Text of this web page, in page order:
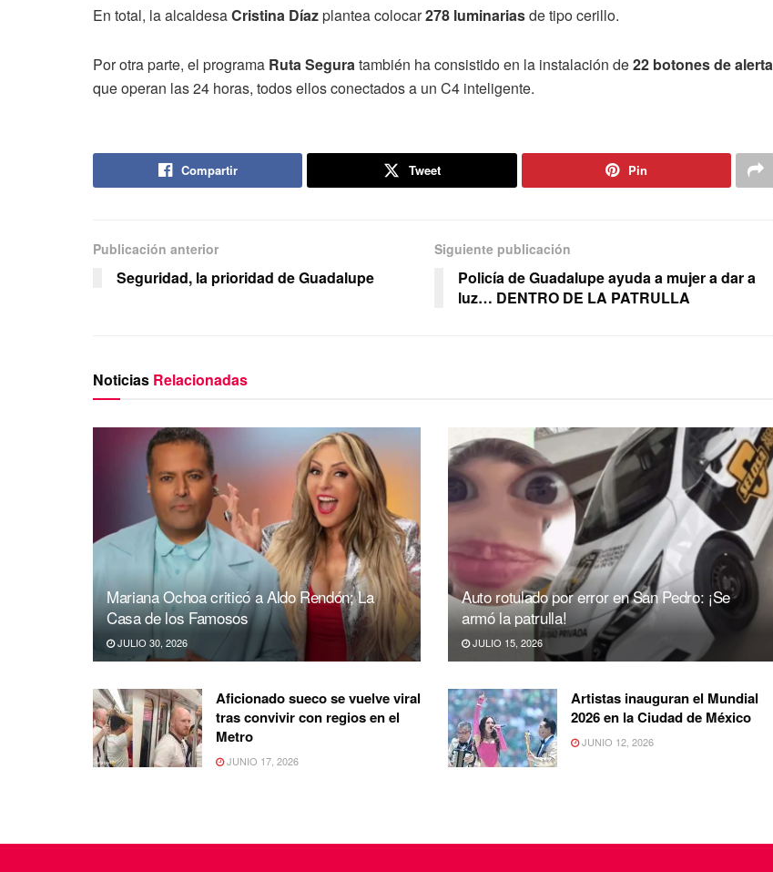
En total, la alcaldesaCristina Díazplantea colocar278 luminariasde tipo cerillo.
Por otra parte, el programa Ruta Segura también ha consistido en la instalación de22 botones de alerta
que operan las 24 horas, todos ellos conectados a un C4 inteligente.
Compartir Tweet Pin
Publicación anterior
Seguridad, la prioridad de Guadalupe
Siguiente publicación
Policía de Guadalupe ayuda a mujer a dar a
luz… DENTRO DE LA PATRULLA
Noticias Relacionadas
Mariana Ochoa criticó a Aldo Rendón; La
Casa de los Famosos
JULIO 30, 2026
Auto rotulado por error en San Pedro: ¡Se
armó la patrulla!
JULIO 15, 2026
Aficionado sueco se vuelve viral
tras convivir con regios en el
Metro
JUNIO 17, 2026
Artistas inauguran el Mundial
2026 en la Ciudad de México
JUNIO 12, 2026